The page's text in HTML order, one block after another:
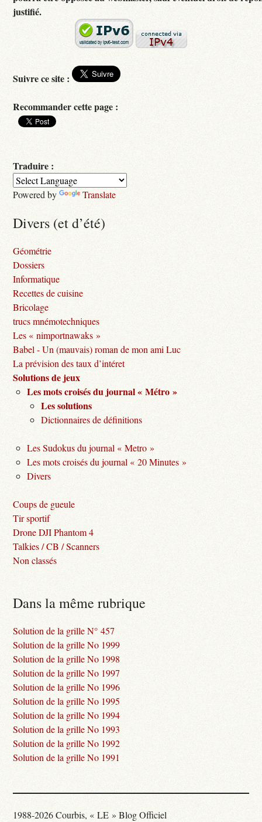
justifié.
Suivre ce site :
Recommander cette page :
Traduire :
Powered by Translate
Divers (et d’été)
Géométrie
Dossiers
Informatique
Recettes de cuisine
Bricolage
trucs mnémotechniques
Les « nimportnawaks »
Babel - Un (mauvais) roman de mon ami Luc
La prévision des taux d’intéret
Solutions de jeux
Les mots croisés du journal « Métro »
Les solutions
Dictionnaires de définitions
Les Sudokus du journal « Metro »
Les mots croisés du journal « 20 Minutes »
Divers
Coups de gueule
Tir sportif
Drone DJI Phantom 4
Talkies / CB / Scanners
Non classés
Dans la même rubrique
Solution de la grille N° 457
Solution de la grille No 1999
Solution de la grille No 1998
Solution de la grille No 1997
Solution de la grille No 1996
Solution de la grille No 1995
Solution de la grille No 1994
Solution de la grille No 1993
Solution de la grille No 1992
Solution de la grille No 1991
1988-2026 Courbis, « LE » Blog Officiel